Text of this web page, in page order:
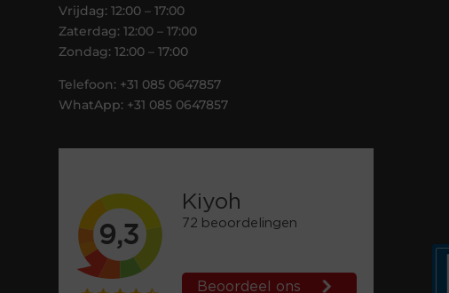
Vrijdag: 12:00 – 17:00
Zaterdag: 12:00 – 17:00
Zondag: 12:00 – 17:00
Telefoon: +31 085 0647857
WhatApp: +31 085 0647857